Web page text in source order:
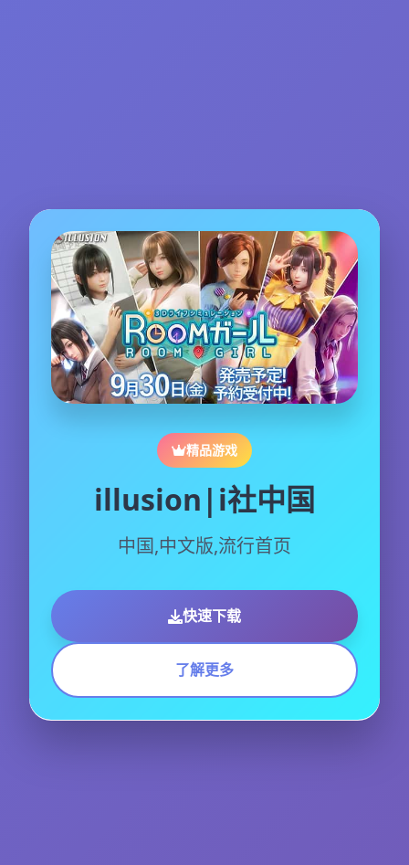
精品游戏
illusion|i社中国
中国,中文版,流行首页
快速下载
了解更多